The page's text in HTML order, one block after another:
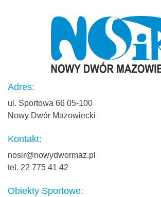
Adres:
ul. Sportowa 66 05-100
Nowy Dwór Mazowiecki
Kontakt:
nosir@nowydwormaz.pl
tel. 22 775 41 42
Obiekty Sportowe: